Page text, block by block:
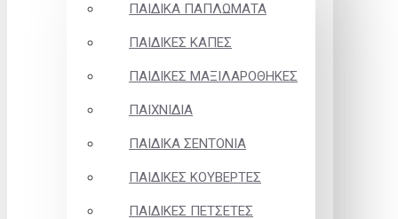
ΠΑΙΔΙΚΑ ΠΑΠΛΩΜΑΤΑ
ΠΑΙΔΙΚΕΣ ΚΑΠΕΣ
ΠΑΙΔΙΚΕΣ ΜΑΞΙΛΑΡΟΘΗΚΕΣ
ΠΑΙΧΝΙΔΙΑ
ΠΑΙΔΙΚΑ ΣΕΝΤΟΝΙΑ
ΠΑΙΔΙΚΕΣ ΚΟΥΒΕΡΤΕΣ
ΠΑΙΔΙΚΕΣ ΠΕΤΣΕΤΕΣ